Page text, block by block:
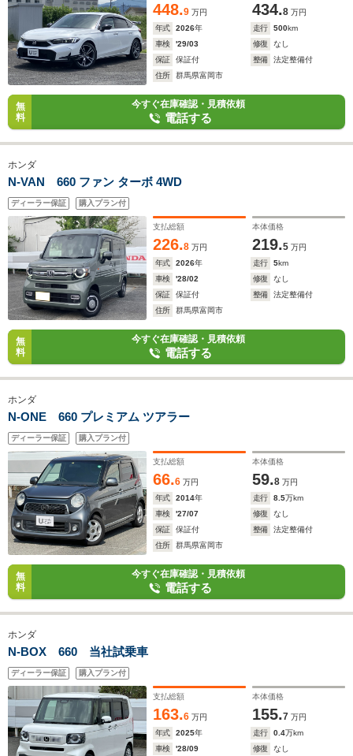
448.9 万円 434.8 万円
年式
2026年 走行 500km
車検
'29/03 修復
なし
保証
保証付 整備
法定整備付
住所
群馬県富岡市
無
料
今すぐ在庫確認・見積依頼
電話する
ホンダ
N-VAN 660 ファン ターボ 4WD
ディーラー保証 購入プラン付
支払総額
226.8 万円
本体価格
219.5 万円
年式
2026年 走行 5km
車検
'28/02 修復
なし
保証
保証付 整備
法定整備付
住所
群馬県富岡市
無
料
今すぐ在庫確認・見積依頼
電話する
ホンダ
N-ONE 660 プレミアム ツアラー
ディーラー保証 購入プラン付
支払総額
66.6 万円
本体価格
59.8 万円
年式
2014年 走行 8.5万km
車検
'27/07 修復
なし
保証
保証付 整備
法定整備付
住所
群馬県富岡市
無
料
今すぐ在庫確認・見積依頼
電話する
ホンダ
N-BOX 660 当社試乗車
ディーラー保証 購入プラン付
支払総額
163.6 万円
本体価格
155.7 万円
年式
2025年 走行 0.4万km
車検
'28/09 修復
なし